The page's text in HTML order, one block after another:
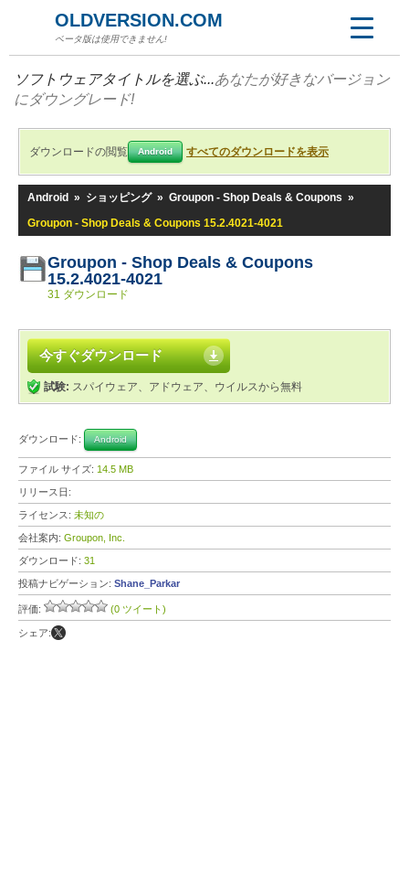
OLDVERSION.COM
ベータ版は使用できません!
ソフトウェアタイトルを選ぶ...あなたが好きなバージョン
にダウングレード!
ダウンロードの閲覧 Android すべてのダウンロードを表示
Android » ショッピング » Groupon - Shop Deals & Coupons »
Groupon - Shop Deals & Coupons 15.2.4021-4021
Groupon - Shop Deals & Coupons
15.2.4021-4021
31 ダウンロード
今すぐダウンロード
試験: スパイウェア、アドウェア、ウイルスから無料
ダウンロード: Android
ファイル サイズ: 14.5 MB
リリース日:
ライセンス: 未知の
会社案内: Groupon, Inc.
ダウンロード: 31
投稿ナビゲーション: Shane_Parkar
評価: (0 ツイート)
シェア: